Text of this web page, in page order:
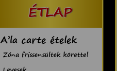
ÉTLAP
A’la carte ételek
Zóna frissensültek körettel